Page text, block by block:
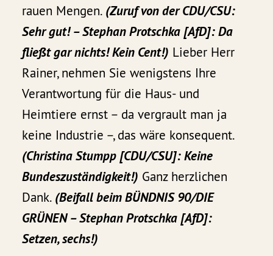
rauen Mengen. (Zuruf von der CDU/CSU:
Sehr gut! – Stephan Protschka [AfD]: Da
fließt gar nichts! Kein Cent!) Lieber Herr
Rainer, nehmen Sie wenigstens Ihre
Verantwortung für die Haus- und
Heimtiere ernst – da vergrault man ja
keine Industrie –, das wäre konsequent.
(Christina Stumpp [CDU/CSU]: Keine
Bundeszuständigkeit!) Ganz herzlichen
Dank. (Beifall beim BÜNDNIS 90/DIE
GRÜNEN – Stephan Protschka [AfD]:
Setzen, sechs!)